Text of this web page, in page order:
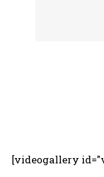
[videogallery